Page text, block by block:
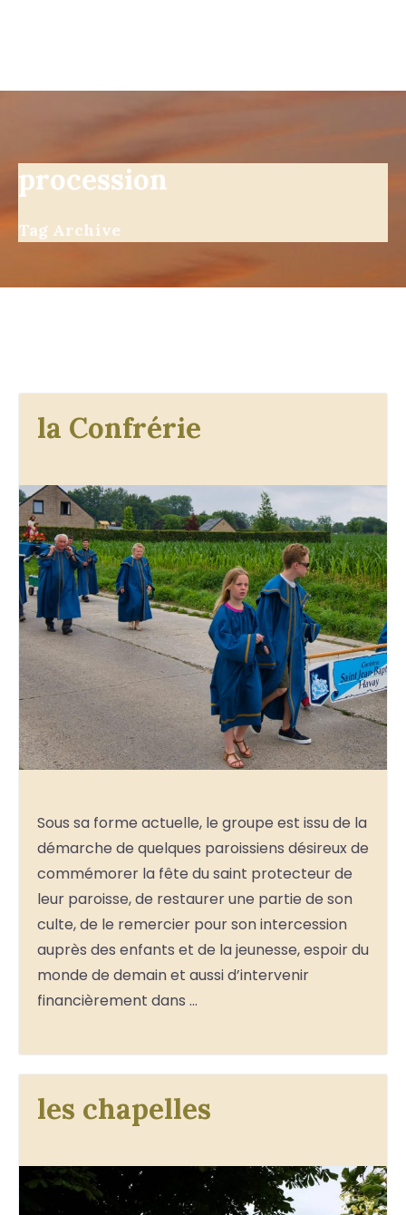
procession
Tag Archive
la Confrérie
Sous sa forme actuelle, le groupe est issu de la
démarche de quelques paroissiens désireux de
commémorer la fête du saint protecteur de
leur paroisse, de restaurer une partie de son
culte, de le remercier pour son intercession
auprès des enfants et de la jeunesse, espoir du
monde de demain et aussi d’intervenir
financièrement dans …
les chapelles